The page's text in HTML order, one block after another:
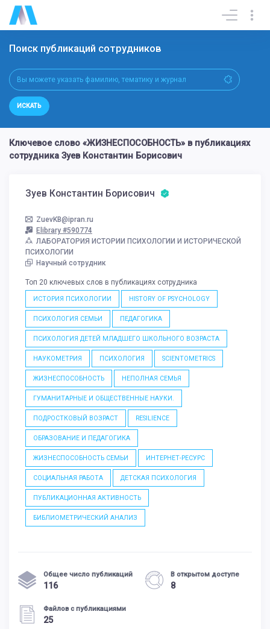
Поиск публикаций сотрудников
ИСКАТЬ
Ключевое слово «ЖИЗНЕСПОСОБНОСТЬ» в публикациях
сотрудника Зуев Константин Борисович
Зуев Константин Борисович
ZuevKB@ipran.ru
Elibrary #590774
ЛАБОРАТОРИЯ ИСТОРИИ ПСИХОЛОГИИ И ИСТОРИЧЕСКОЙ
ПСИХОЛОГИИ
Научный сотрудник
Топ 20 ключевых слов в публикациях сотрудника
ИСТОРИЯ ПСИХОЛОГИИ HISTORY OF PSYCHOLOGY
ПСИХОЛОГИЯ СЕМЬИ ПЕДАГОГИКА
ПСИХОЛОГИЯ ДЕТЕЙ МЛАДШЕГО ШКОЛЬНОГО ВОЗРАСТА
НАУКОМЕТРИЯ ПСИХОЛОГИЯ SCIENTOMETRICS
ЖИЗНЕСПОСОБНОСТЬ НЕПОЛНАЯ СЕМЬЯ
ГУМАНИТАРНЫЕ И ОБЩЕСТВЕННЫЕ НАУКИ.
ПОДРОСТКОВЫЙ ВОЗРАСТ RESILIENCE
ОБРАЗОВАНИЕ И ПЕДАГОГИКА
ЖИЗНЕСПОСОБНОСТЬ СЕМЬИ ИНТЕРНЕТ-РЕСУРС
СОЦИАЛЬНАЯ РАБОТА ДЕТСКАЯ ПСИХОЛОГИЯ
ПУБЛИКАЦИОННАЯ АКТИВНОСТЬ
БИБЛИОМЕТРИЧЕСКИЙ АНАЛИЗ
Общее число публикаций
116
В открытом доступе
8
Файлов с публикациями
25